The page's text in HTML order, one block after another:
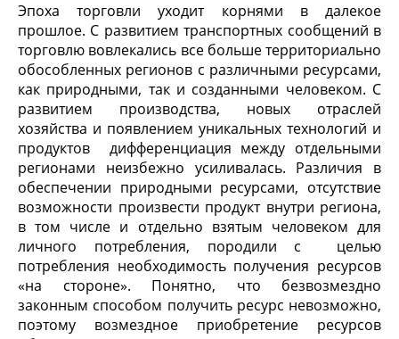
Эпоха торговли уходит корнями в далекое
прошлое. С развитием транспортных сообщений в
торговлю вовлекались все больше территориально
обособленных регионов с различными ресурсами,
как природными, так и созданными человеком. С
развитием производства, новых отраслей
хозяйства и появлением уникальных технологий и
продуктов дифференциация между отдельными
регионами неизбежно усиливалась. Различия в
обеспечении природными ресурсами, отсутствие
возможности произвести продукт внутри региона,
в том числе и отдельно взятым человеком для
личного потребления, породили с целью
потребления необходимость получения ресурсов
«на стороне». Понятно, что безвозмездно
законным способом получить ресурс невозможно,
поэтому возмездное приобретение ресурсов